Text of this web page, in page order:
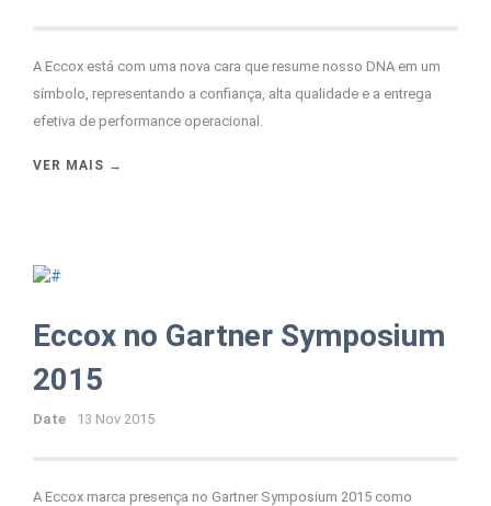
A Eccox está com uma nova cara que resume nosso DNA em um
símbolo, representando a confiança, alta qualidade e a entrega
efetiva de performance operacional.
VER MAIS →
Eccox no Gartner Symposium
2015
Date 13 Nov 2015
A Eccox marca presença no Gartner Symposium 2015 como